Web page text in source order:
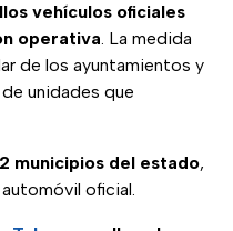
vehículos oficiales
operativa. La medida
de los ayuntamientos y
unidades que
municipios del estado,
oficial.